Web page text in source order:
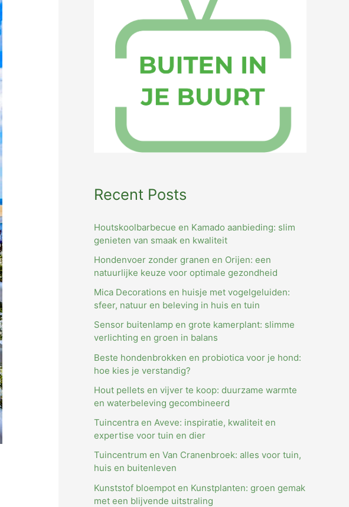
Recent Posts
Houtskoolbarbecue en Kamado aanbieding: slim
genieten van smaak en kwaliteit
Hondenvoer zonder granen en Orijen: een
natuurlijke keuze voor optimale gezondheid
Mica Decorations en huisje met vogelgeluiden:
sfeer, natuur en beleving in huis en tuin
Sensor buitenlamp en grote kamerplant: slimme
verlichting en groen in balans
Beste hondenbrokken en probiotica voor je hond:
hoe kies je verstandig?
Hout pellets en vijver te koop: duurzame warmte
en waterbeleving gecombineerd
Tuincentra en Aveve: inspiratie, kwaliteit en
expertise voor tuin en dier
Tuincentrum en Van Cranenbroek: alles voor tuin,
huis en buitenleven
Kunststof bloempot en Kunstplanten: groen gemak
met een blijvende uitstraling